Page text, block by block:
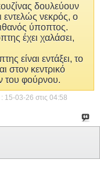
δουλεύουν
εντελώς νεκρός, ο
ύποπτος.
έχει χαλάσει,
είναι εντάξει, το
στον κεντρικό
του φούρνου.
15-03-26 στις 04:58